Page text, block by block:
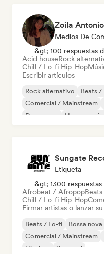
Zoila Antonio
Medios De
&gt; 100 respuestas
Acid houseRock
Chill / Lo-fi Hip-Hop
Escribir artículos
Rock alternativo Beats /
Comercial / Mainstream
Dream pop
House music
Sungate
Etiqueta
&gt; 1300 respuestas
Afrobeat / Afropop
Chill / Lo-fi Hip-Hop
Firmar artistas o lanzar
Beats / Lo-fi Bossa nova
Comercial / Mainstream
Hip-hop
Pop soul